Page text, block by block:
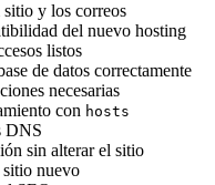
y los correos
del nuevo hosting
listos
de datos correctamente
necesarias
con hosts
DNS
sin alterar el sitio
nuevo